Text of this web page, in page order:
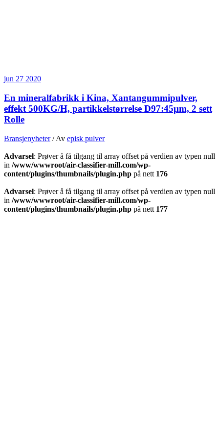
jun 27 2020
En mineralfabrikk i Kina, Xantangummipulver,
effekt 500KG/H, partikkelstørrelse D97:45μm, 2 sett
Rolle
Bransjenyheter/ Av episk pulver
Advarsel: Prøver å få tilgang til array offset på verdien av typen null
in /www/wwwroot/air-classifier-mill.com/wp-
content/plugins/thumbnails/plugin.php på nett 176
Advarsel: Prøver å få tilgang til array offset på verdien av typen null
in /www/wwwroot/air-classifier-mill.com/wp-
content/plugins/thumbnails/plugin.php på nett 177